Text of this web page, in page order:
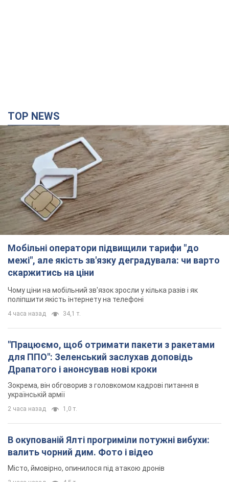
TOP NEWS
Мобільні оператори підвищили тарифи "до
межі", але якість зв'язку деградувала: чи варто
скаржитись на ціни
Чому ціни на мобільний зв'язок зросли у кілька разів і як
поліпшити якість інтернету на телефоні
4 часа назад 34,1 т.
"Працюємо, щоб отримати пакети з ракетами
для ППО": Зеленський заслухав доповідь
Драпатого і анонсував нові кроки
Зокрема, він обговорив з головкомом кадрові питання в
українській армії
2 часа назад 1,0 т.
В окупованій Ялті прогриміли потужні вибухи:
валить чорний дим. Фото і відео
Місто, ймовірно, опинилося під атакою дронів